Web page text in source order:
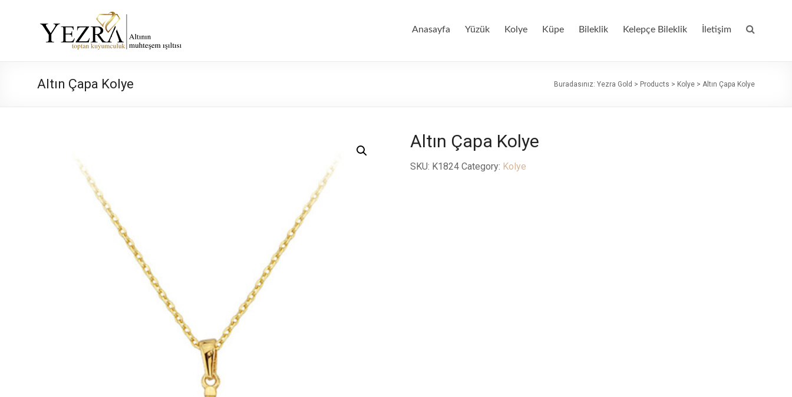
Yezra
Gold
Muhteşem
Anasayfa Yüzük Kolye Küpe Bileklik Kelepçe Bileklik İletişim
Altın Çapa Kolye Buradasınız: Yezra Gold > Products > Kolye > Altın Çapa Kolye
Altın Çapa Kolye
SKU: K1824 Category: Kolye